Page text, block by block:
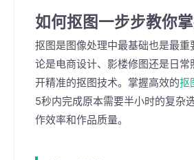
如何抠图一步步教你
抠图是图像处理中最基础也是最重
论是电商设计、影楼修图还是日常
开精准的抠图技术。掌握高效的抠
5秒内完成原本需要半小时的复杂
作效率和作品质量。